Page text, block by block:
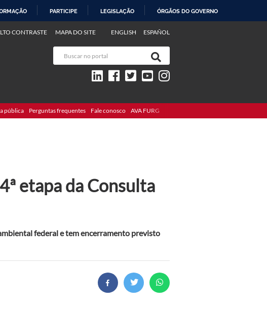
PARTICIPE LEGISLAÇÃO ÓRGÃOS DO GOVERNO
ENGLISH ESPAÑOL
CONTRASTE MAPA DO SITE
pública Perguntas frequentes Fale conosco AVA FURG
etapa da Consulta
federal e tem encerramento previsto